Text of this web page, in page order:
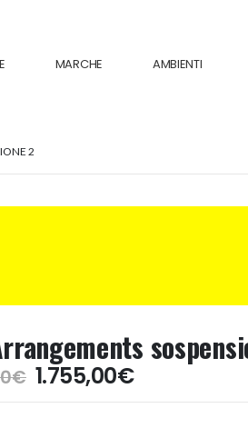
MARCHE AMBIENTI
2
€ Il
prezzo
1.755,00€Il
prezzo